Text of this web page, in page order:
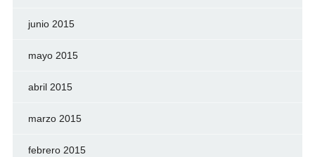
junio 2015
mayo 2015
abril 2015
marzo 2015
febrero 2015